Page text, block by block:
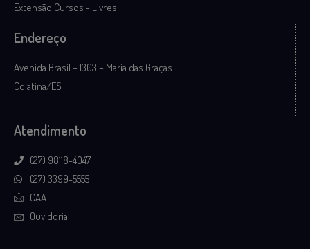
Extensão Cursos - Livres
Endereço
Avenida Brasil – 1303 – Maria das Graças
Colatina/ES
Atendimento
(27) 98118-4047
(27) 3399-5555
CAA
Ouvidoria